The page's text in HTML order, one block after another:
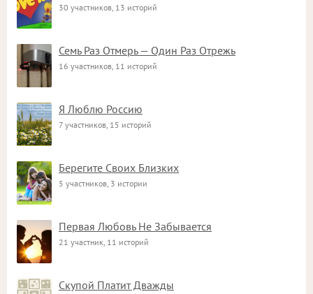
30 участников, 13 историй
Семь Раз Отмерь — Один Раз Отрежь
16 участников, 11 историй
Я Люблю Россию
7 участников, 15 историй
Берегите Своих Близких
5 участников, 3 истории
Первая Любовь Не Забывается
21 участник, 11 историй
Скупой Платит Дважды